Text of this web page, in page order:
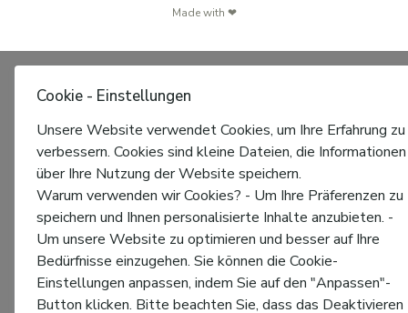
Made with ❤
Cookie - Einstellungen
Unsere Website verwendet Cookies, um Ihre Erfahrung zu
verbessern. Cookies sind kleine Dateien, die Informationen
über Ihre Nutzung der Website speichern.
Warum verwenden wir Cookies? - Um Ihre Präferenzen zu
speichern und Ihnen personalisierte Inhalte anzubieten. -
Um unsere Website zu optimieren und besser auf Ihre
Bedürfnisse einzugehen. Sie können die Cookie-
Einstellungen anpassen, indem Sie auf den "Anpassen"-
Button klicken. Bitte beachten Sie, dass das Deaktivieren